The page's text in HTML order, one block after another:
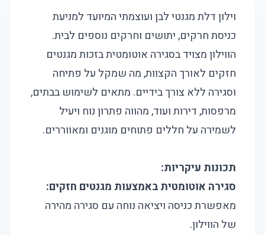
וילון דלת מגנטי לבן ועוצמתי המיועד למניעת
כניסת חרקים, יתושים וחרקים נוספים לבית.
הווילון מצויד בסגירה אוטומטית בזכות מגנטים
חזקים לאורך הקצוות, מה שמקל על פתיחה
וסגירה ללא צורך בידיים. מתאים לשימוש בבתים,
מרפסות, דירות ועוד, מהווה פתרון נוח ויעיל
לשמירה על חללים פתוחים מוגנים ומאווררים.
תכונות עיקריות:
סגירה אוטומטית באמצעות מגנטים חזקים:
מאפשרת כניסה ויציאה נוחה עם סגירה מהירה
של הווילון.